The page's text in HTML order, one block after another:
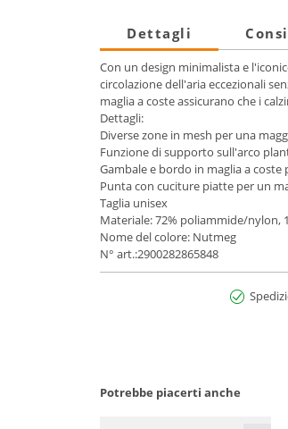
Dettagli
Con un design minimalista e
circolazione dell'aria eccezionali
maglia a coste assicurano che i
Dettagli:
Diverse zone in mesh per una
Funzione di supporto sull'arco
Gambale e bordo in maglia a
Punta con cuciture piatte per un
Taglia unisex
Materiale: 72% poliammide/nylon,
Nome del colore: Nutmeg
N° art.:2900282865848
Potrebbe piacerti anche